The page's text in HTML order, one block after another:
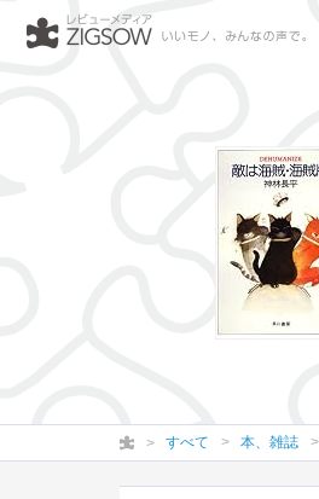
すべて 本、雑誌